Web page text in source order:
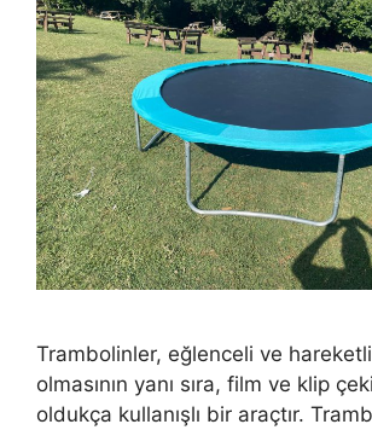
Trambolinler, eğlenceli ve
olmasının yanı sıra, film ve klip
oldukça kullanışlı bir araçtır.